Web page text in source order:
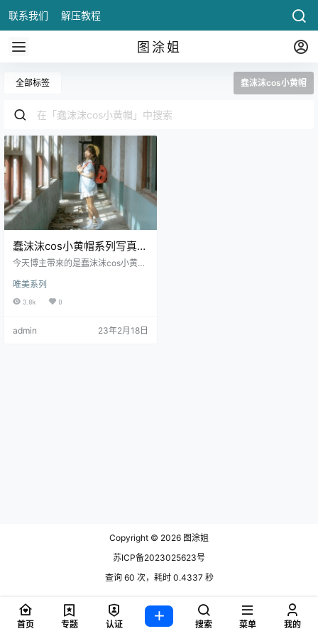
联系我们 解压教程
图涂姐
全部标签 蠢沫沫cos小黄帽
蠢沫沫cos小黄帽系列写真作
品分享
今天博主带来的是蠢沫沫cos小黄帽
学生妹，戴着小黄帽真的太可爱
了，让我们一起来线上看图感受她
童颜，平时.
唯美系列
3.8k 0
admin 23年2月18日
Copyright © 2026 图涂姐
苏ICP备2023025623号
查询 60 次，耗时 0.4337 秒
首页 专题 认证 搜索 菜单 我的